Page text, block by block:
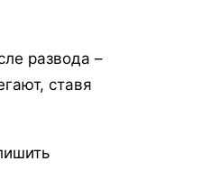
развода –
ставя